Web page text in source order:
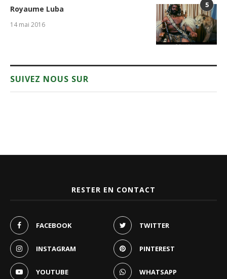
5
Royaume Luba
14 mai 2016
SUIVEZ NOUS SUR
RESTER EN CONTACT
FACEBOOK TWITTER
INSTAGRAM PINTEREST
YOUTUBE WHATSAPP